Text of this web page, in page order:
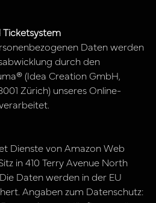
Daten werden
durch den
(Idea Creation GmbH,
Zürich) unseres Online-
Dienste von Amazon Web
in 410 Terry Avenue North
Daten werden in der EU
Angaben zum Datenschutz: